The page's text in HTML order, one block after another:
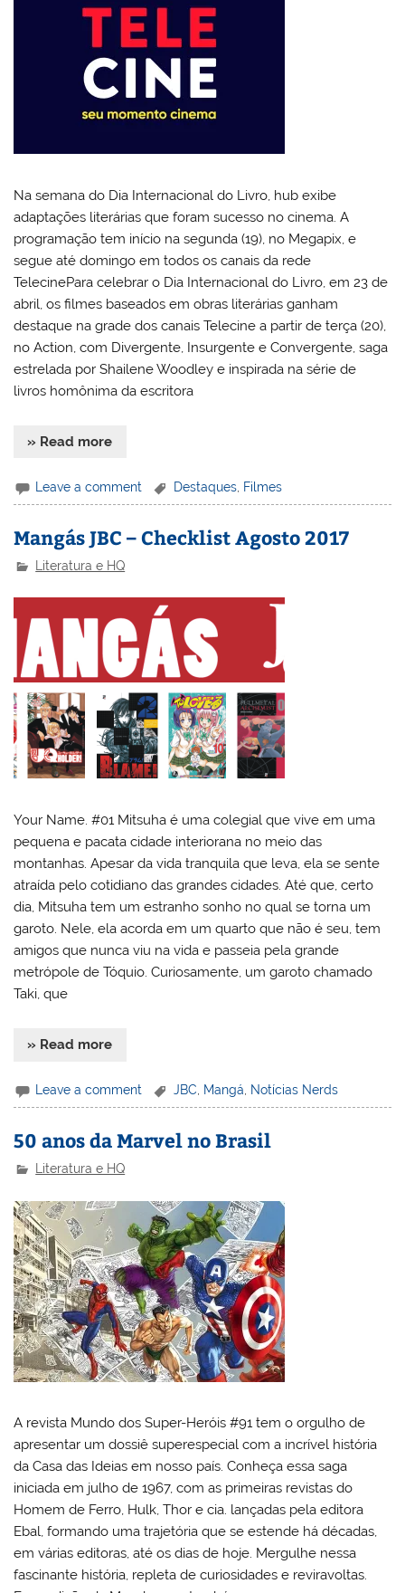
Na semana do Dia Internacional do Livro, hub exibe
adaptações literárias que foram sucesso no cinema. A
programação tem início na segunda (19), no Megapix, e
segue até domingo em todos os canais da rede
TelecinePara celebrar o Dia Internacional do Livro, em 23 de
abril, os filmes baseados em obras literárias ganham
destaque na grade dos canais Telecine a partir de terça (20),
no Action, com Divergente, Insurgente e Convergente, saga
estrelada por Shailene Woodley e inspirada na série de
livros homônima da escritora
» Read more
Leave a comment Destaques Filmes
Mangás JBC – Checklist Agosto 2017
Literatura e HQ
Your Name. #01 Mitsuha é uma colegial que vive em uma
pequena e pacata cidade interiorana no meio das
montanhas. Apesar da vida tranquila que leva, ela se sente
atraída pelo cotidiano das grandes cidades. Até que, certo
dia, Mitsuha tem um estranho sonho no qual se torna um
garoto. Nele, ela acorda em um quarto que não é seu, tem
amigos que nunca viu na vida e passeia pela grande
metrópole de Tóquio. Curiosamente, um garoto chamado
Taki, que
» Read more
Leave a comment JBC Mangá Notícias Nerds
50 anos da Marvel no Brasil
Literatura e HQ
A revista Mundo dos Super-Heróis #91 tem o orgulho de
apresentar um dossiê superespecial com a incrível história
da Casa das Ideias em nosso país. Conheça essa saga
iniciada em julho de 1967, com as primeiras revistas do
Homem de Ferro, Hulk, Thor e cia. lançadas pela editora
Ebal, formando uma trajetória que se estende há décadas,
em várias editoras, até os dias de hoje. Mergulhe nessa
fascinante história, repleta de curiosidades e reviravoltas.